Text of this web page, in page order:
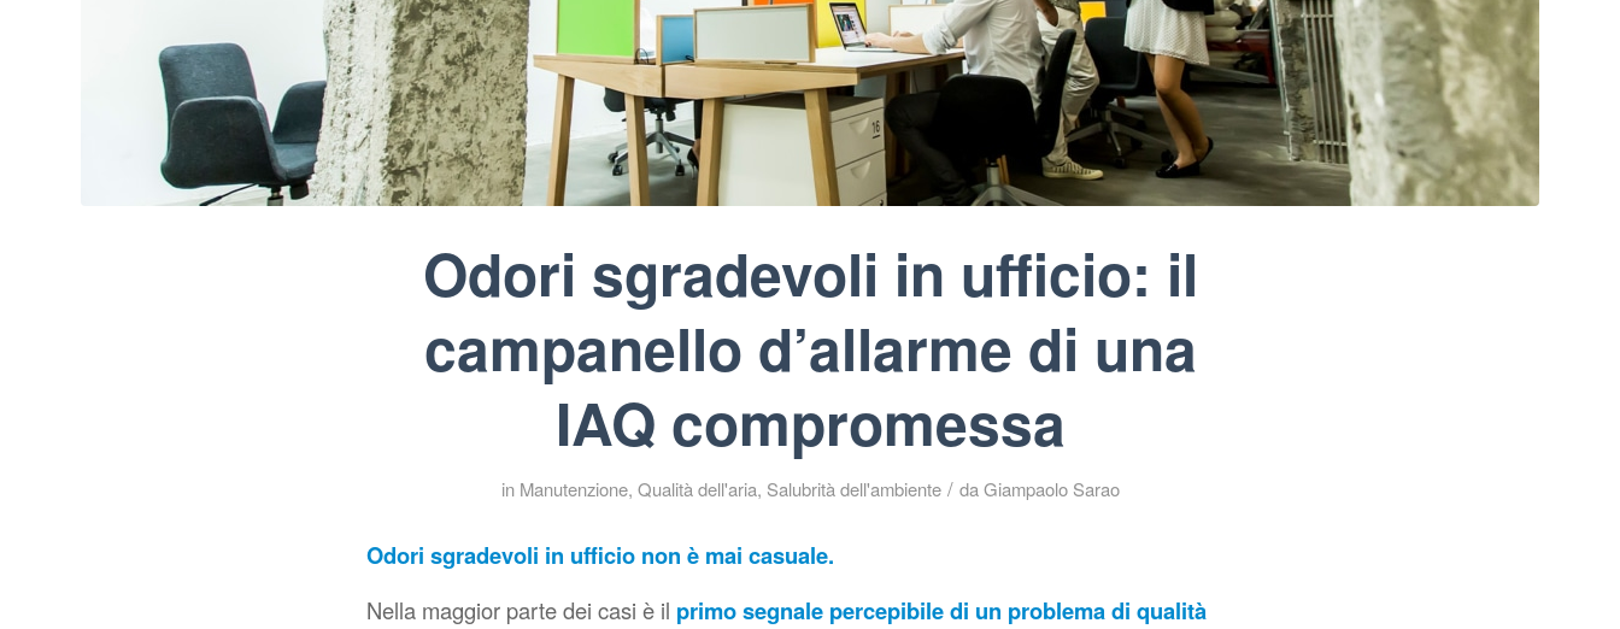
Odori sgradevoli in ufficio: il
campanello d’allarme di una
IAQ compromessa
in Manutenzione, Qualità dell'aria, Salubrità dell'ambiente / daGiampaolo Sarao
Odori sgradevoli in ufficio non è mai casuale.
Nella maggior parte dei casi è il primo segnale percepibile di un problema di qualità